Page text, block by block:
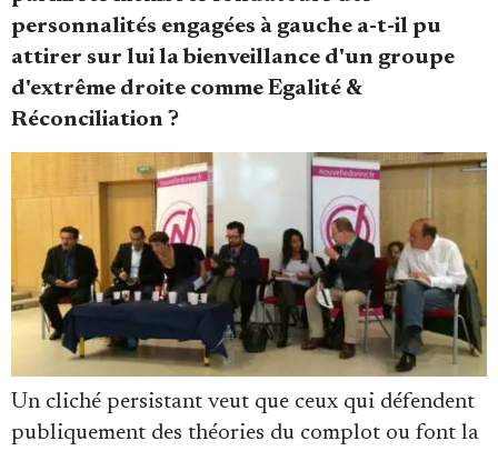
personnalités engagées à gauche a-t-il pu
attirer sur lui la bienveillance d'un groupe
d'extrême droite comme Egalité &
Réconciliation ?
Un cliché persistant veut que ceux qui défendent
publiquement des théories du complot ou font la